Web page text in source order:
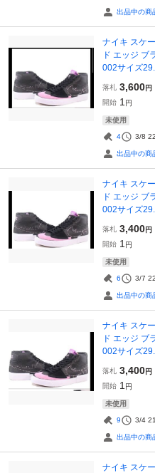
出品中の商
ナイキ スケ
ド エッジ ブ
002サイズ
落札 3,600円
開始 1 円
未使用
4 3/8
出品中の商
ナイキ スケ
ド エッジ ブ
002サイズ
落札 3,400円
開始 1 円
未使用
6 3/7
出品中の商
ナイキ スケ
ド エッジ ブ
002サイズ
落札 3,400円
開始 1 円
未使用
9 3/4
出品中の商
ナイキ スケ